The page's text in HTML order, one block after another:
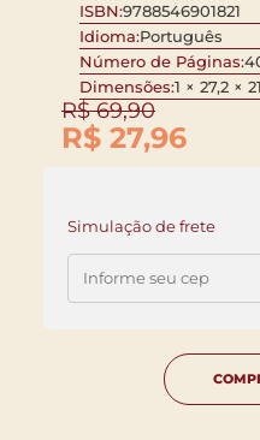
ISBN:9788546901821
Idioma:Português
Número de Páginas:
Dimensões:1 × 27,2 ×
R$69,90
R$ 27,96
Simulação de frete